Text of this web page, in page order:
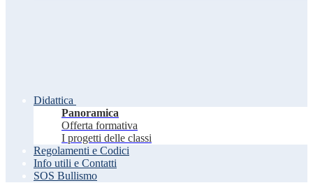
Didattica
Panoramica
Offerta formativa
I progetti delle classi
Regolamenti e Codici
Info utili e Contatti
SOS Bullismo